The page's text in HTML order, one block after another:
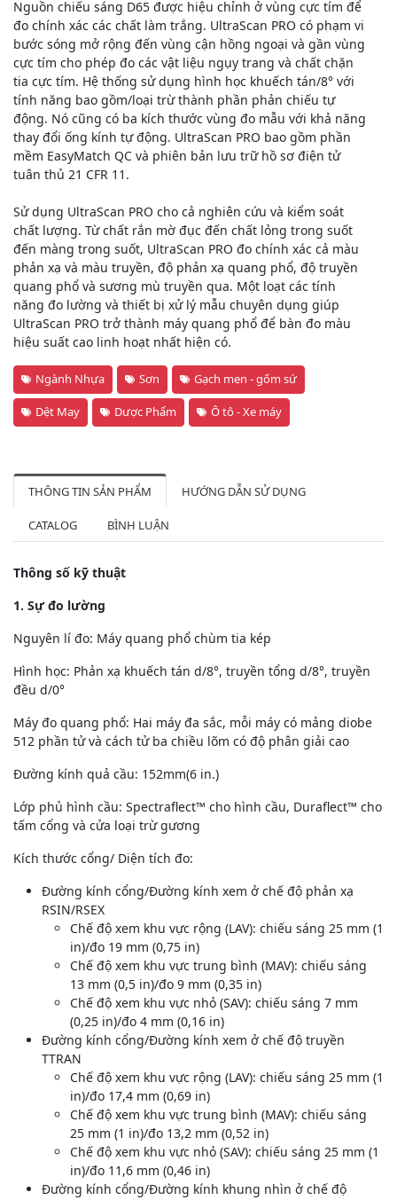
Nguồn chiếu sáng D65 được hiệu chỉnh ở vùng cực tím để
đo chính xác các chất làm trắng. UltraScan PRO có phạm vi
bước sóng mở rộng đến vùng cận hồng ngoại và gần vùng
cực tím cho phép đo các vật liệu ngụy trang và chất chặn
tia cực tím. Hệ thống sử dụng hình học khuếch tán/8° với
tính năng bao gồm/loại trừ thành phần phản chiếu tự
động. Nó cũng có ba kích thước vùng đo mẫu với khả năng
thay đổi ống kính tự động. UltraScan PRO bao gồm phần
mềm EasyMatch QC và phiên bản lưu trữ hồ sơ điện tử
tuân thủ 21 CFR 11.
Sử dụng UltraScan PRO cho cả nghiên cứu và kiểm soát
chất lượng. Từ chất rắn mờ đục đến chất lỏng trong suốt
đến màng trong suốt, UltraScan PRO đo chính xác cả màu
phản xạ và màu truyền, độ phản xạ quang phổ, độ truyền
quang phổ và sương mù truyền qua. Một loạt các tính
năng đo lường và thiết bị xử lý mẫu chuyên dụng giúp
UltraScan PRO trở thành máy quang phổ để bàn đo màu
hiệu suất cao linh hoạt nhất hiện có.
Ngành Nhựa Sơn Gạch men - gốm sứ
Dệt May Dược Phẩm Ô tô - Xe máy
THÔNG TIN SẢN PHẨM HƯỚNG DẪN SỬ DỤNG
CATALOG BÌNH LUẬN
Thông số kỹ thuật
1. Sự đo lường
Nguyên lí đo: Máy quang phổ chùm tia kép
Hình học: Phản xạ khuếch tán d/8°, truyền tổng d/8°, truyền
đều d/0°
Máy đo quang phổ: Hai máy đa sắc, mỗi máy có mảng diobe
512 phần tử và cách tử ba chiều lõm có độ phân giải cao
Đường kính quả cầu: 152mm(6 in.)
Lớp phủ hình cầu: Spectraflect™ cho hình cầu, Duraflect™ cho
tấm cổng và cửa loại trừ gương
Kích thước cổng/ Diện tích đo:
Đường kính cổng/Đường kính xem ở chế độ phản xạ
RSIN/RSEX
Chế độ xem khu vực rộng (LAV): chiếu sáng 25 mm (1
in)/đo 19 mm (0,75 in)
Chế độ xem khu vực trung bình (MAV): chiếu sáng
13 mm (0,5 in)/đo 9 mm (0,35 in)
Chế độ xem khu vực nhỏ (SAV): chiếu sáng 7 mm
(0,25 in)/đo 4 mm (0,16 in)
Đường kính cổng/Đường kính xem ở chế độ truyền
TTRAN
Chế độ xem khu vực rộng (LAV): chiếu sáng 25 mm (1
in)/đo 17,4 mm (0,69 in)
Chế độ xem khu vực trung bình (MAV): chiếu sáng
25 mm (1 in)/đo 13,2 mm (0,52 in)
Chế độ xem khu vực nhỏ (SAV): chiếu sáng 25 mm (1
in)/đo 11,6 mm (0,46 in)
Đường kính cổng/Đường kính khung nhìn ở chế độ